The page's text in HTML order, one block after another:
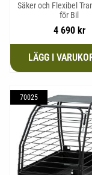
Säker och Flexibel
för Bil
4 690kr
70025